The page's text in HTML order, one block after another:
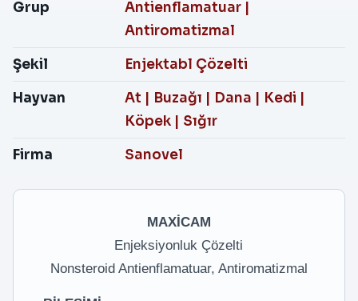
Grup
Antienflamatuar
Antiromatizmal
Şekil
Enjektabl Çözelti
Hayvan
At Buzağı Dana Kedi
Köpek
Sığır
Firma
Sanovel
MAXİCAM
Enjeksiyonluk Çözelti
Nonsteroid Antienflamatuar, Antiromatizmal